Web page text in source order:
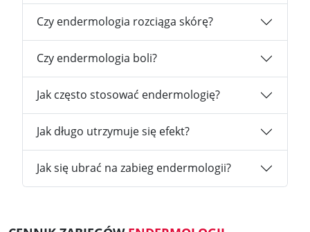
Czy endermologia rozciąga skórę?
Czy endermologia boli?
Jak często stosować endermologię?
Jak długo utrzymuje się efekt?
Jak się ubrać na zabieg endermologii?